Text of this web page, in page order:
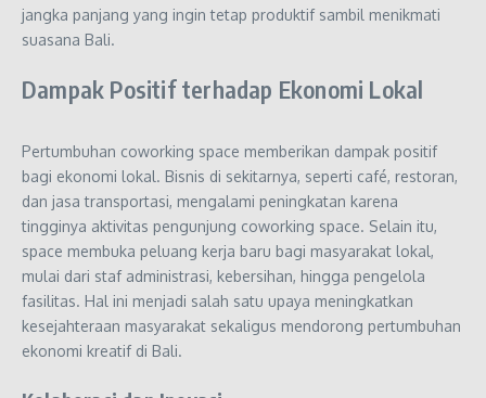
jangka panjang yang ingin tetap produktif sambil menikmati
suasana Bali.
Dampak Positif terhadap Ekonomi Lokal
Pertumbuhan coworking space memberikan dampak positif
bagi ekonomi lokal. Bisnis di sekitarnya, seperti café, restoran,
dan jasa transportasi, mengalami peningkatan karena
tingginya aktivitas pengunjung coworking space. Selain itu,
space membuka peluang kerja baru bagi masyarakat lokal,
mulai dari staf administrasi, kebersihan, hingga pengelola
fasilitas. Hal ini menjadi salah satu upaya meningkatkan
kesejahteraan masyarakat sekaligus mendorong pertumbuhan
ekonomi kreatif di Bali.